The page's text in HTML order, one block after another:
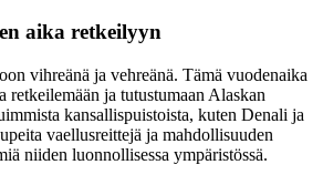
aika retkeilyyn
vihreänä ja vehreänä. Tämä vuodenaika
retkeilemään ja tutustumaan Alaskan
kansallispuistoista, kuten Denali ja
vaellusreittejä ja mahdollisuuden
niiden luonnollisessa ympäristössä.